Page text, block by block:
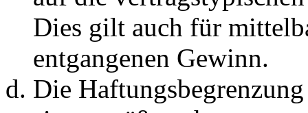
Dies gilt auch für
entgangenen Gewinn.
Die